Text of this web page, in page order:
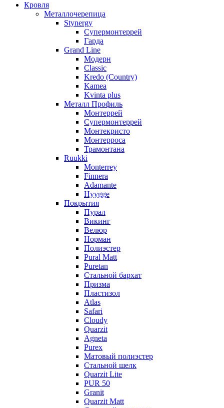
Кровля
Металлочерепица
Stynergy
Супермонтеррей
Гарда
Grand Line
Модерн
Classic
Kredo (Country)
Kamea
Kvinta plus
Металл Профиль
Монтеррей
Супермонтеррей
Монтекристо
Монтерроса
Трамонтана
Ruukki
Monterrey
Finnera
Adamante
Hyygge
Покрытия
Пурал
Викинг
Велюр
Норман
Полиэстер
Pural Matt
Puretan
Стальной бархат
Призма
Пластизол
Atlas
Safari
Cloudy
Quarzit
Agneta
Purex
Матовый полиэстер
Стальной шелк
Quarzit Lite
PUR 50
Granit
Quarzit Matt